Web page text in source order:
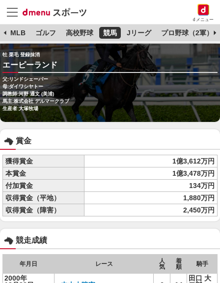
dメニュー
MLB ゴルフ 高校野球 競馬 Jリーグ プロ野球（2軍）
牡 栗毛 登録抹消
エーピーランド
父:リンドシェーバー
母:ダイワシヤトー
調教師:河野 通文 (美浦)
馬主:株式会社 デルマークラブ
生産者:大塚牧場
賞金
獲得賞金
1億3,612万円
本賞金
1億3,478万円
付加賞金
134万円
収得賞金（平地）
1,880万円
収得賞金（障害）
2,450万円
競走成績
年月日 レース
人
気
着
順
騎手
2000年
田口 大